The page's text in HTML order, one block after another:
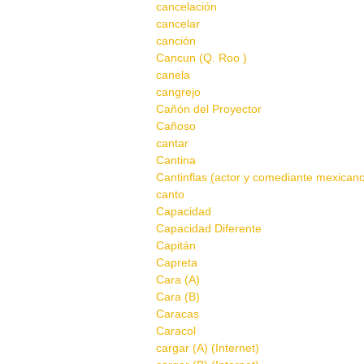
cancelación
cancelar
canción
Cancun (Q. Roo )
canela
cangrejo
Cañón del Proyector
Cañoso
cantar
Cantina
Cantinflas (actor y comediante
canto
Capacidad
Capacidad Diferente
Capitán
Capreta
Cara (A)
Cara (B)
Caracas
Caracol
cargar (A) (Internet)